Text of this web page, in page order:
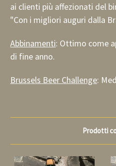
ai clienti più affezionati del
"Con i migliori auguri dalla
Abbinamenti: Ottimo come
di fine anno.
Brussels Beer Challenge:
Prodotti